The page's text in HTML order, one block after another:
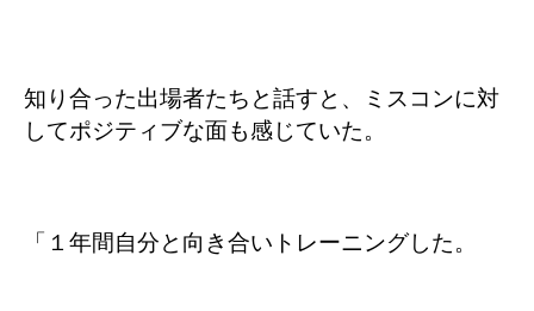
知り合った出場者たちと話すと、ミスコンに対
してポジティブな面も感じていた。
「１年間自分と向き合いトレーニングした。